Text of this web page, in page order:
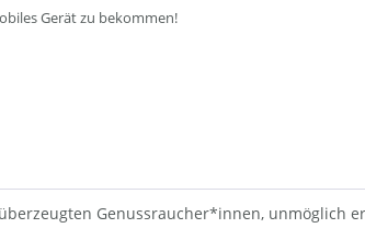
Gerät zu bekommen!
Genussraucher*innen, unmöglich